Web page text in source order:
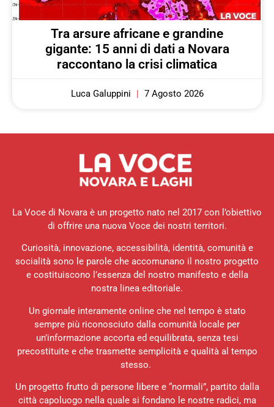
Tra arsure africane e grandine
gigante: 15 anni di dati a Novara
raccontano la crisi climatica
Luca Galuppini 7 Agosto 2026
La Voce di Novara è un progetto nato nel 2017 con l’obiettivo
di offrire una nuova Voce dei nostri territori.
Curiosità, innovazione, accessibilità, identità, comunità e
socialità sono le parole che accomunano il nostro progetto
e costituiscono l’essenza del nostro manifesto e della
nostra linea editoriale.
Un giornale interamente online che nel tempo è stato
sempre più riconosciuto dalla comunità locale per
un’informazione accorta ed equilibrata, senza tesi
precostituite e che trasmette semplicità e qualità al tempo
stesso.
Un progetto frutto di persone libere e “normali”, partito dalla
città capoluogo nella quale si fondano le nostre radici, ma